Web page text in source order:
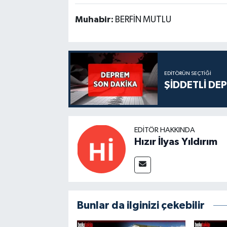
Muhabir: BERFİN MUTLU
EDITÖRÜN SEÇTIĞI
ŞİDDETLİ
EDITÖR HAKKINDA
Hızır İlyas Yıldırım
Bunlar da ilginizi çekebilir